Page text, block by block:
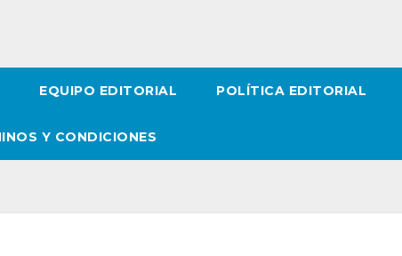
EQUIPO EDITORIAL POLÍTICA EDITORIAL
Y CONDICIONES